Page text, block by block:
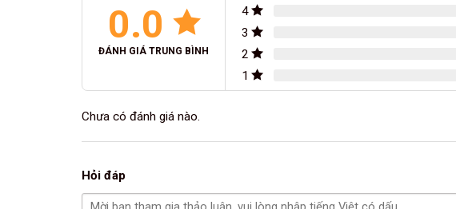
0.0
ĐÁNH GIÁ TRUNG BÌNH
4
3
2
1
Chưa có đánh giá nào.
Hỏi đáp